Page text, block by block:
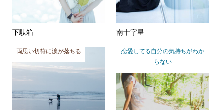
下駄箱 南十字星
両思い切符に涙が落ちる
恋愛してる自分の気持ちがわか
らない